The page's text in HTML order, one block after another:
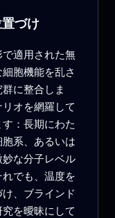
づけ
適用された無
胞機能を乱さ
に整合しま
オを網羅して
：長期にわた
系、あるいは
な分子レベル
でも、温度を
、ブラインド
を曖昧にして